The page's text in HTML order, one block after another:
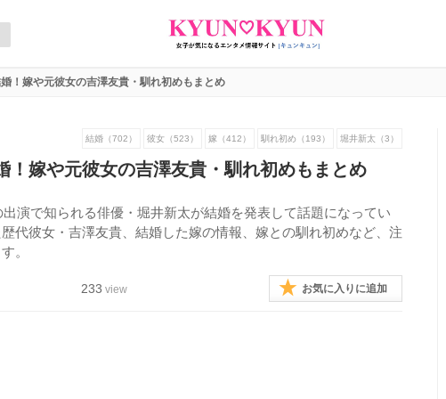
！嫁や元彼女の吉澤友貴・馴れ初めもまとめ
結婚（702） 彼女（523） 嫁（412） 馴れ初め（193） 堀井新太（3）
！嫁や元彼女の吉澤友貴・馴れ初めもまとめ
演で知られる俳優・堀井新太が結婚を発表して話題になってい
代彼女・吉澤友貴、結婚した嫁の情報、嫁との馴れ初めなど、注
。
233 view お気に入りに追加